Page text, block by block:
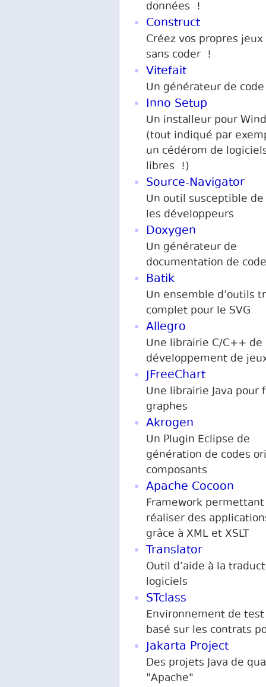
données !
Construct
Créez vos propres
sans coder !
Vitefait
Un générateur de
Inno Setup
Un installeur pour
(tout indiqué par
un cédérom de
libres !)
Source-Navigator
Un outil susceptible
les développeurs
Doxygen
Un générateur de
documentation de
Batik
Un ensemble d’outils
complet pour le SVG
Allegro
Une librairie C/C++ de
développement de
JFreeChart
Une librairie Java pour
graphes
Akrogen
Un Plugin Eclipse de
génération de codes
composants
Apache Cocoon
Framework
réaliser des
grâce à XML et XSLT
Translator
Outil d’aide à la
logiciels
STclass
Environnement de
basé sur les contrats
Jakarta Project
Des projets Java de
"Apache"